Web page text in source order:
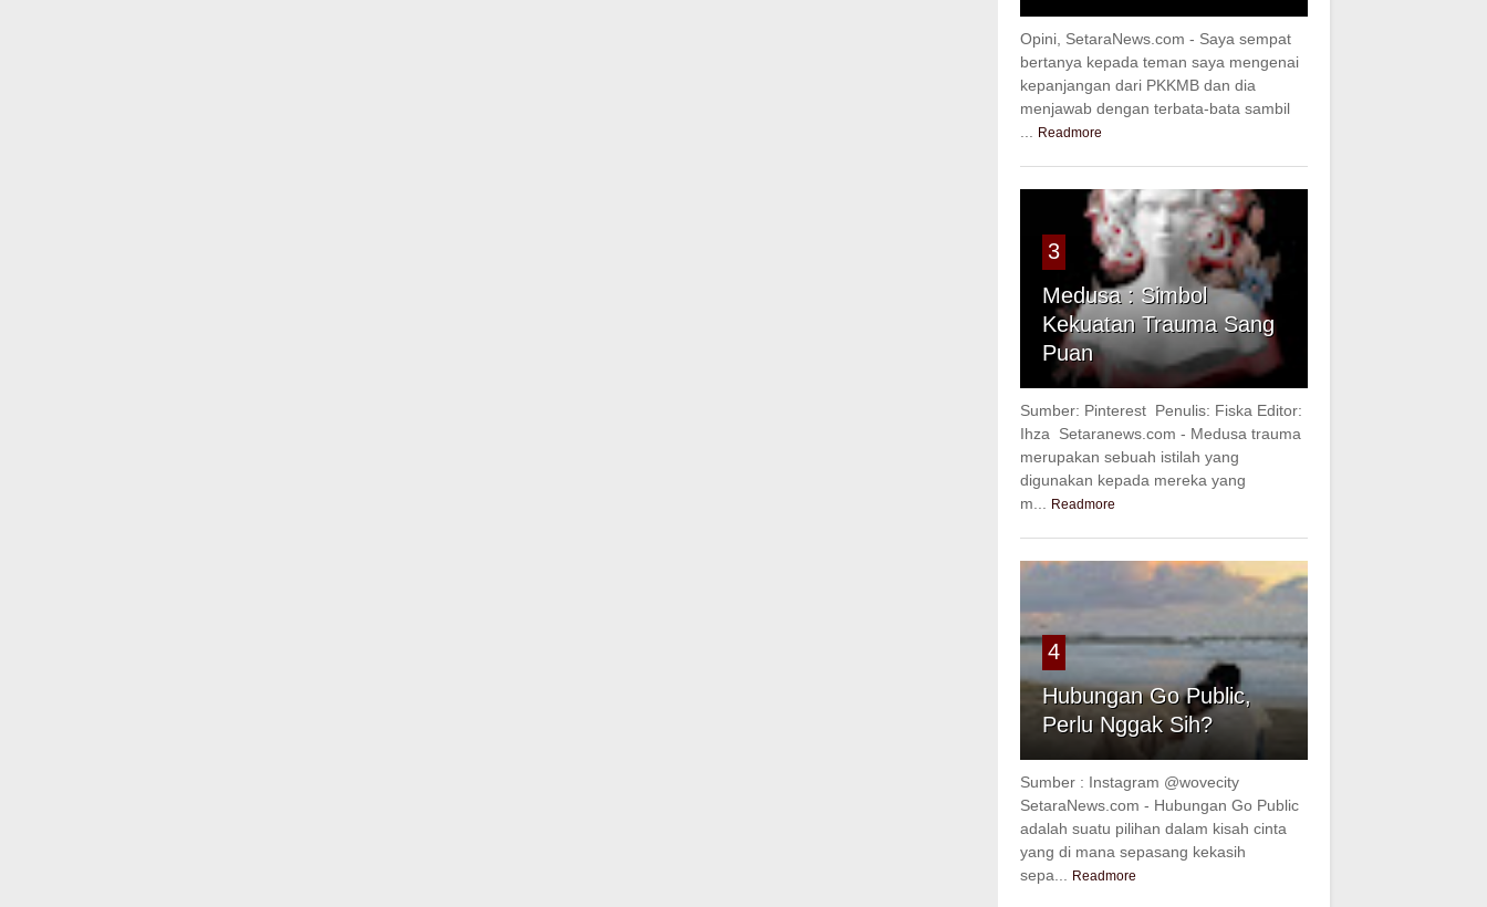
Opini, SetaraNews.com - Saya sempat
bertanya kepada teman saya mengenai
kepanjangan dari PKKMB dan dia
menjawab dengan terbata-bata sambil
Readmore
3
Medusa : Simbol
Kekuatan Trauma Sang
Puan
Sumber: Pinterest Penulis: Fiska Editor:
Ihza Setaranews.com - Medusa trauma
merupakan sebuah istilah yang
digunakan kepada mereka yang
m...
Readmore
4
Hubungan Go Public,
Perlu Nggak Sih?
Sumber : Instagram @wovecity
SetaraNews.com - Hubungan Go Public
adalah suatu pilihan dalam kisah cinta
yang di mana sepasang kekasih
sepa...
Readmore